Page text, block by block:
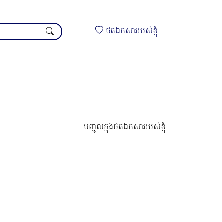
ថតឯកសាររបស់ខ្ញុំ
បញ្ចូលក្នុងថតឯកសាររបស់ខ្ញុំ